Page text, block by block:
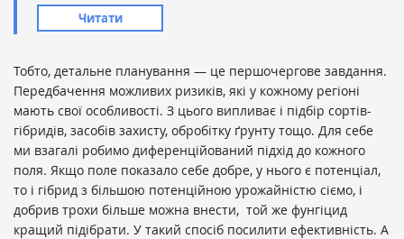
Читати
Тобто, детальне планування — це першочергове завдання.
Передбачення можливих ризиків, які у кожному регіоні
мають свої особливості. З цього випливає і підбір сортів-
гібридів, засобів захисту, обробітку ґрунту тощо. Для себе
ми взагалі робимо диференційований підхід до кожного
поля. Якщо поле показало себе добре, у нього є потенціал,
то і гібрид з більшою потенційною урожайністю сіємо, і
добрив трохи більше можна внести, той же фунгіцид
кращий підібрати. У такий спосіб посилити ефективність. А